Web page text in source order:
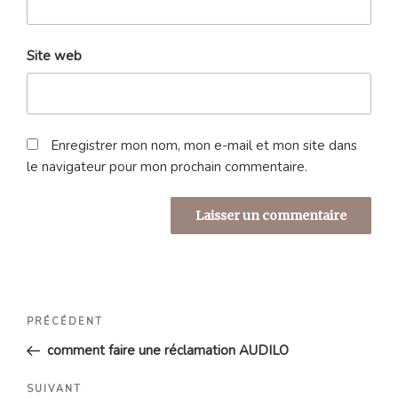
Site web
Enregistrer mon nom, mon e-mail et mon site dans
le navigateur pour mon prochain commentaire.
Navigation
l’article
Article
précédent
PRÉCÉDENT
comment faire une réclamation AUDILO
Article
SUIVANT